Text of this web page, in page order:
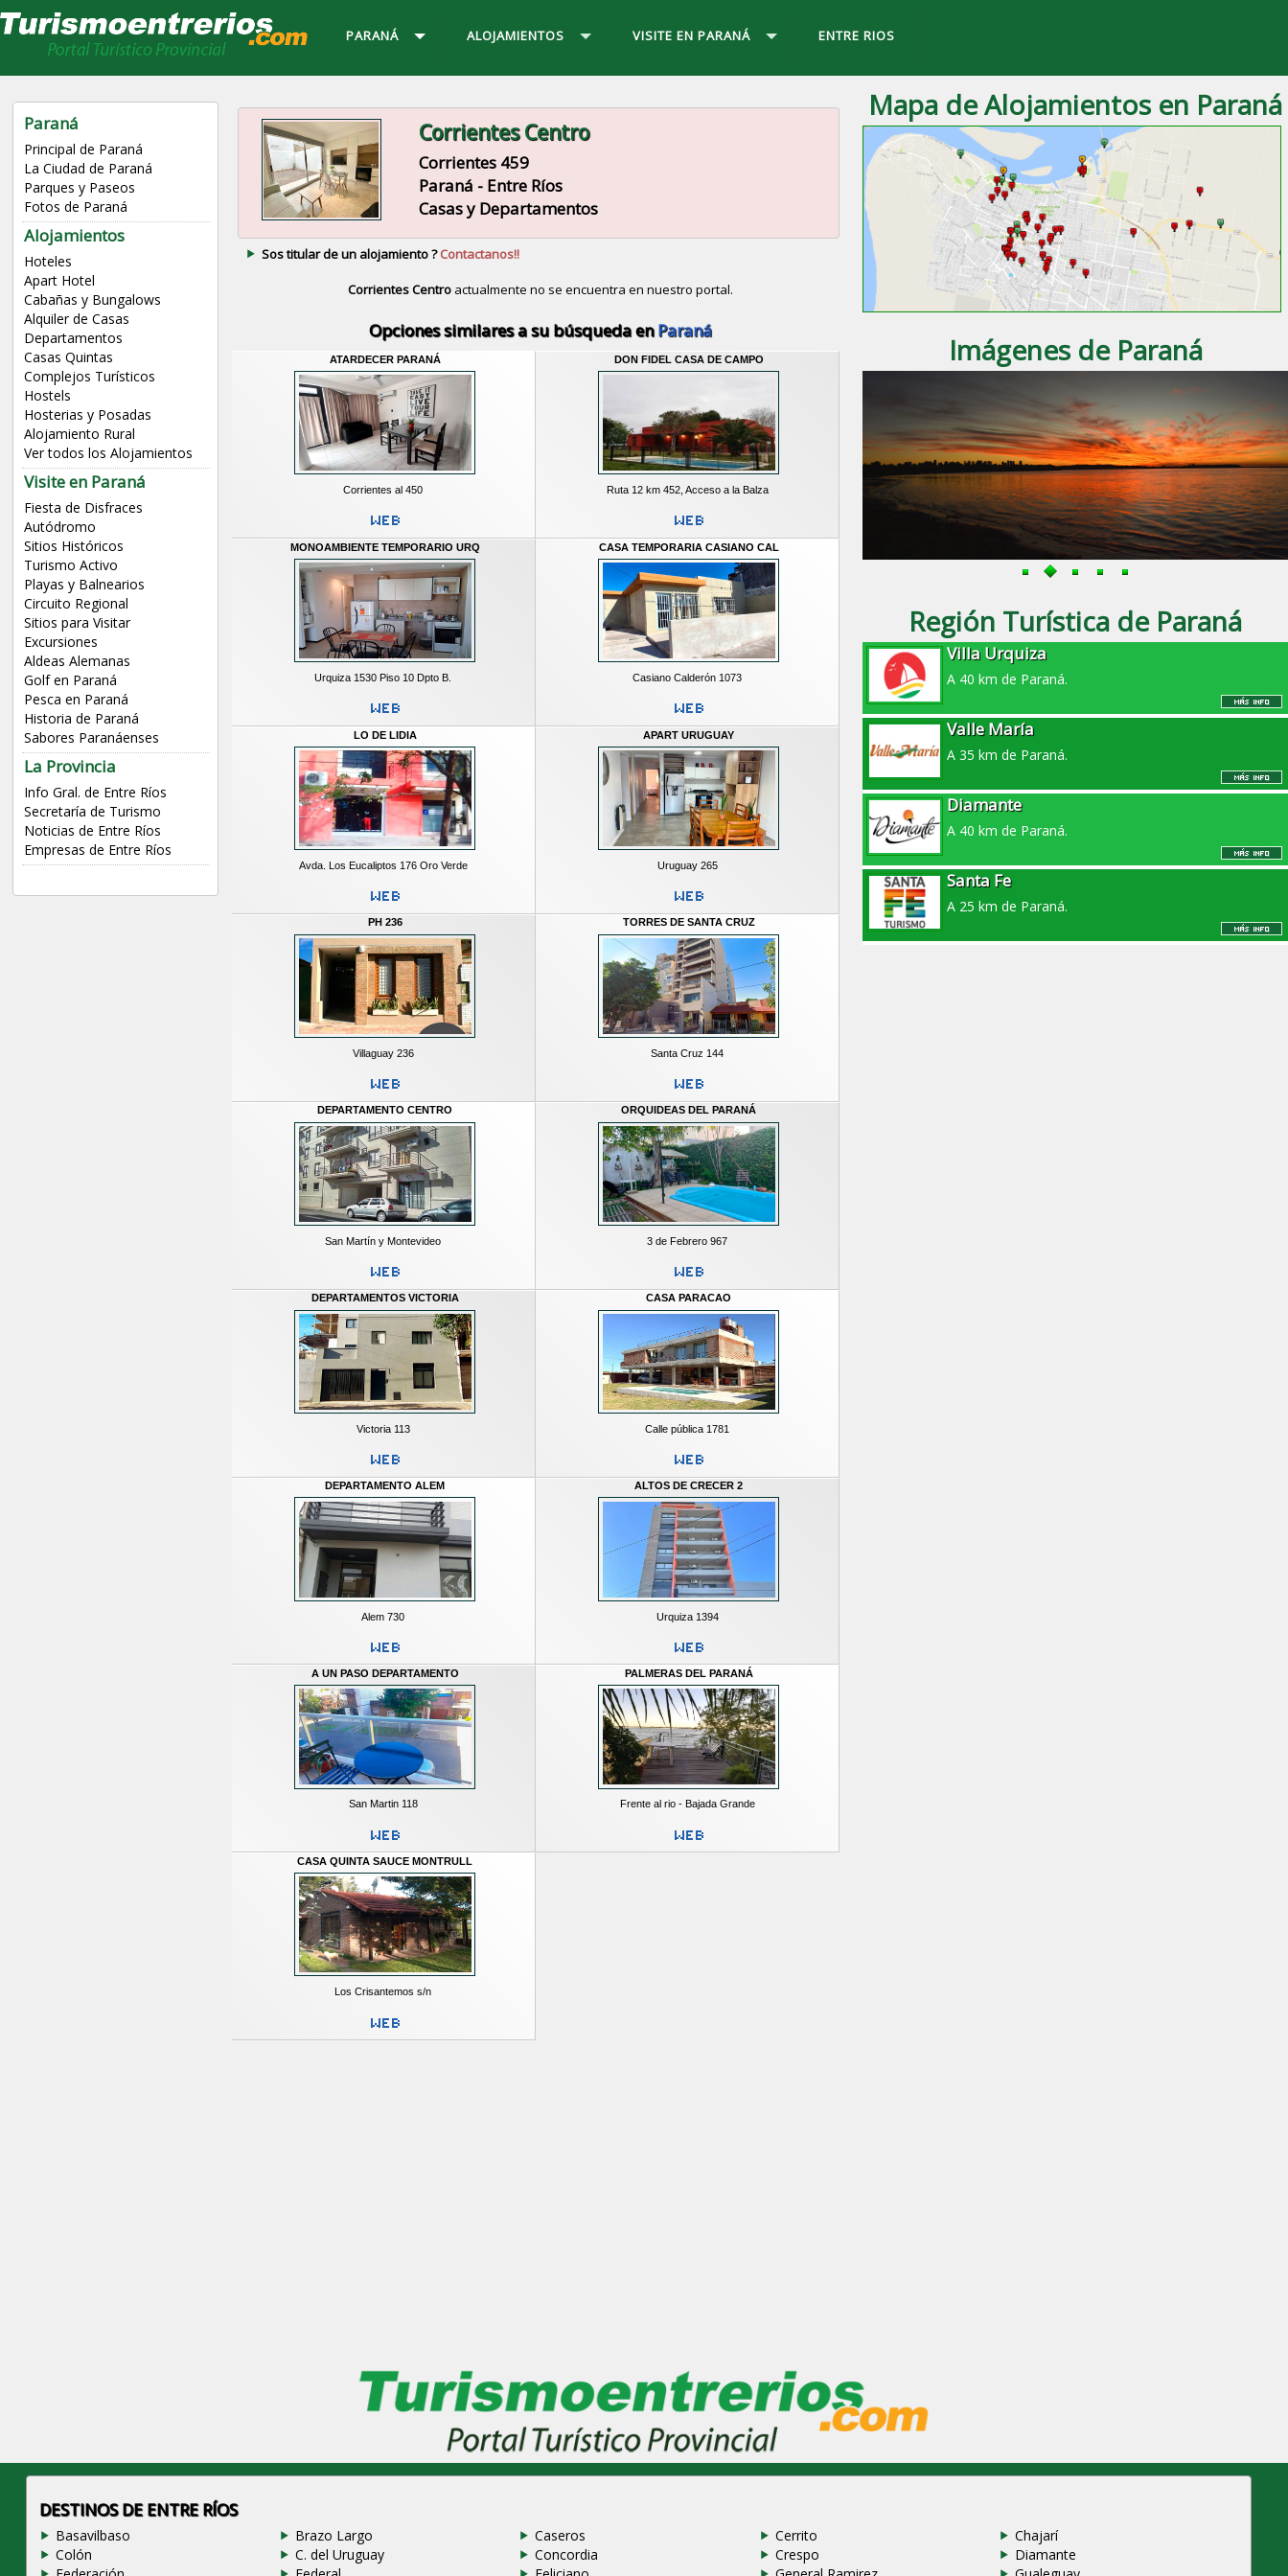
PARANÁ ALOJAMIENTOS VISITE EN PARANÁ ENTRE RIOS
Paraná
Principal de Paraná
La Ciudad de Paraná
Parques y Paseos
Fotos de Paraná
Alojamientos
Hoteles
Apart Hotel
Cabañas y Bungalows
Alquiler de Casas
Departamentos
Casas Quintas
Complejos Turísticos
Hostels
Hosterias y Posadas
Alojamiento Rural
Ver todos los Alojamientos
Visite en Paraná
Fiesta de Disfraces
Autódromo
Sitios Históricos
Turismo Activo
Playas y Balnearios
Circuito Regional
Sitios para Visitar
Excursiones
Aldeas Alemanas
Golf en Paraná
Pesca en Paraná
Historia de Paraná
Sabores Paranáenses
La Provincia
Info Gral. de Entre Ríos
Secretaría de Turismo
Noticias de Entre Ríos
Empresas de Entre Ríos
Corrientes Centro
Corrientes 459
Paraná - Entre Ríos
Casas y Departamentos
Sos titular de un alojamiento ?Contactanos!!
Corrientes Centro actualmente no se encuentra en nuestro portal.
en la ciudad de , Entre Ríos.
Opciones similares a su búsqueda enParaná
ATARDECER PARANÁ
Corrientes al 450
DON FIDEL CASA DE CAMPO
Ruta 12 km 452, Acceso a la Balza
MONOAMBIENTE TEMPORARIO URQ
Urquiza 1530 Piso 10 Dpto B.
CASA TEMPORARIA CASIANO CAL
Casiano Calderón 1073
LO DE LIDIA
Avda. Los Eucaliptos 176 Oro Verde
APART URUGUAY
Uruguay 265
PH 236
Villaguay 236
TORRES DE SANTA CRUZ
Santa Cruz 144
DEPARTAMENTO CENTRO
San Martín y Montevideo
ORQUIDEAS DEL PARANÁ
3 de Febrero 967
DEPARTAMENTOS VICTORIA
Victoria 113
CASA PARACAO
Calle pública 1781
DEPARTAMENTO ALEM
Alem 730
ALTOS DE CRECER 2
Urquiza 1394
A UN PASO DEPARTAMENTO
San Martin 118
PALMERAS DEL PARANÁ
Frente al rio - Bajada Grande
CASA QUINTA SAUCE MONTRULL
Los Crisantemos s/n
Mapa de Alojamientos en Paraná
Imágenes de Paraná
Región Turística de Paraná
Villa Urquiza
A 40 km de Paraná.
Valle María
A 35 km de Paraná.
Diamante
A 40 km de Paraná.
Santa Fe
A 25 km de Paraná.
DESTINOS DE ENTRE RÍOS
Basavilbaso Brazo Largo Caseros Cerrito
Chajarí
Colón
C. del Uruguay Concordia Crespo
Diamante